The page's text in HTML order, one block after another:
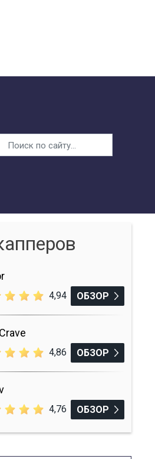
4,94 ОБЗОР
4,86 ОБЗОР
4,76 ОБЗОР